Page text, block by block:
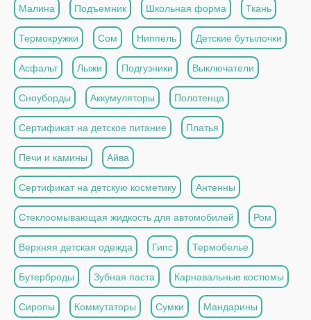
Малина Подъемник Школьная форма Ткань
Термокружки Сом Ниппель Детские бутылочки
Асфальт Лыжи Подгузники Выключатели
Сноуборды Аккумуляторы Полотенца
Сертификат на детское питание Платья
Печи и камины Айва
Сертификат на детскую косметику Антенны
Стеклоомывающая жидкость для автомобилей Ром
Верхняя детская одежда Гипс Термобелье
Бутерброды Зубная паста Карнавальные костюмы
Сиропы Коммутаторы Сумки Мандарины